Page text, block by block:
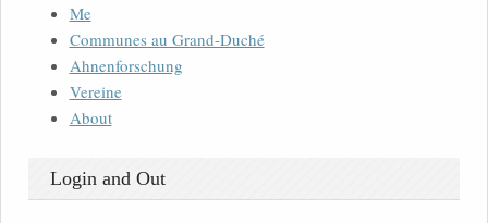
Me
Communes au Grand-Duché
Ahnenforschung
Vereine
About
Login and Out